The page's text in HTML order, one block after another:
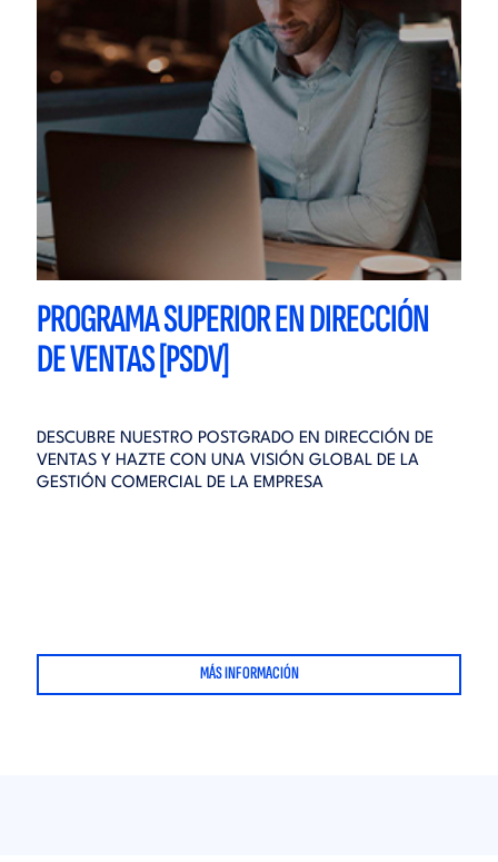
PROGRAMA SUPERIOR EN DIRECCIÓN
DE VENTAS [PSDV]
DESCUBRE NUESTRO POSTGRADO EN DIRECCIÓN DE
VENTAS Y HAZTE CON UNA VISIÓN GLOBAL DE LA
GESTIÓN COMERCIAL DE LA EMPRESA
MÁS INFORMACIÓN